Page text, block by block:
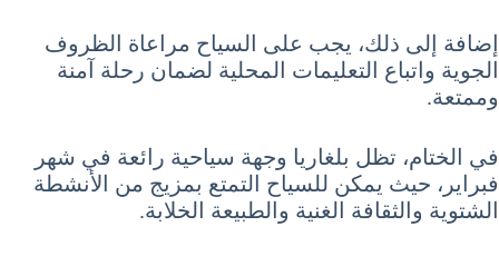
إضافة إلى ذلك، يجب على السياح مراعاة الظروف
الجوية واتباع التعليمات المحلية لضمان رحلة آمنة
وممتعة.
في الختام، تظل بلغاريا وجهة سياحية رائعة في شهر
فبراير، حيث يمكن للسياح التمتع بمزيج من الأنشطة
الشتوية والثقافة الغنية والطبيعة الخلابة.